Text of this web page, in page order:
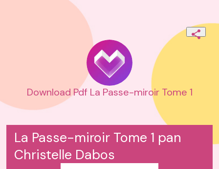
Download Pdf La Passe-miroir Tome 1
La Passe-miroir Tome 1 pan
Christelle Dabos